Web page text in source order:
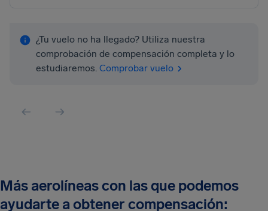
¿Tu vuelo no ha llegado? Utiliza nuestra
comprobación de compensación completa y lo
estudiaremos. Comprobar vuelo
Más aerolíneas con las que podemos
ayudarte a obtener compensación: